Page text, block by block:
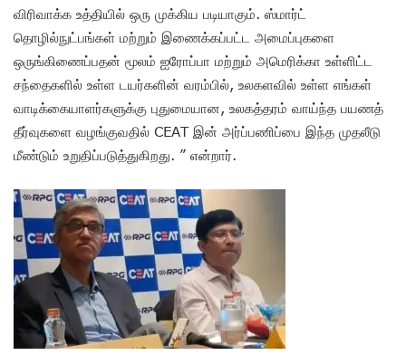
விரிவாக்க உத்தியில் ஒரு முக்கிய படியாகும். ஸ்மார்ட்
தொழில்நுட்பங்கள் மற்றும் இணைக்கப்பட்ட அமைப்புகளை
ஒருங்கிணைப்பதன் மூலம் ஐரோப்பா மற்றும் அமெரிக்கா உள்ளிட்ட
சந்தைகளில் உள்ள டயர்களின் வரம்பில், உலகளவில் உள்ள எங்கள்
வாடிக்கையாளர்களுக்கு புதுமையான, உலகத்தரம் வாய்ந்த பயணத்
தீர்வுகளை வழங்குவதில் CEAT இன் அர்ப்பணிப்பை இந்த முதலீடு
மீண்டும் உறுதிப்படுத்துகிறது. ” என்றார்.